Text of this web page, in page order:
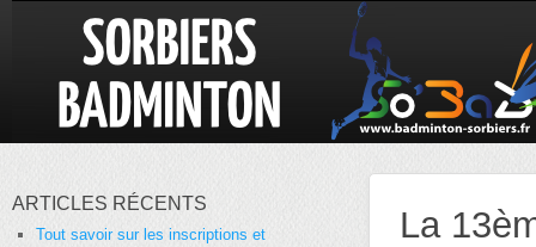
La
ARTICLES RÉCENTS
Tout savoir sur les inscriptions et